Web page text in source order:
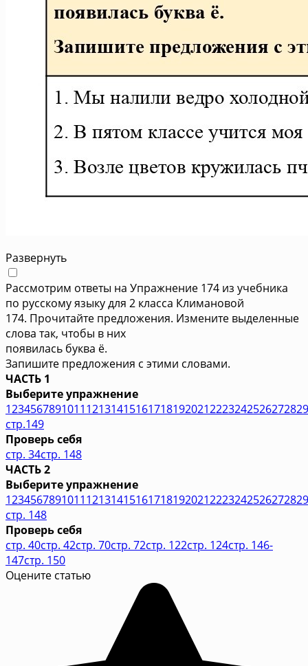
Развернуть
Рассмотрим ответы на Упражнение 174 из учебника
по русскому языку для 2 класса Климановой
174. Прочитайте предложения. Измените выделенные
слова так, чтобы в них
появилась буква ё.
Запишите предложения с этими словами.
ЧАСТЬ 1
Выберите упражнение
1234567891011121314151617181920212223242526272829
стр.149
Проверь себя
стр. 34стр. 148
ЧАСТЬ 2
Выберите упражнение
1234567891011121314151617181920212223242526272829
стр. 148
Проверь себя
стр. 40стр. 42стр. 70стр. 72стр. 122стр. 124стр. 146-
147стр. 150
Оцените статью